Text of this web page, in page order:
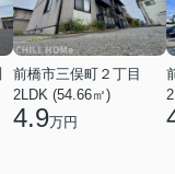
前橋市三俣町２丁目
2LDK (54.66㎡)
4.9万円